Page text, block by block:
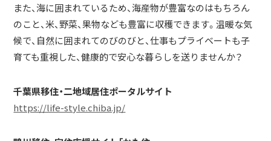
また、海に囲まれているため、海産物が豊富なのはもちろん
のこと、米、野菜、果物なども豊富に収穫できます。温暖な気
候で、自然に囲まれてのびのびと、仕事もプライベートも子
育ても重視した、健康的で安心な暮らしを送りませんか？
千葉県移住・二地域居住ポータルサイト
https://life-style.chiba.jp/